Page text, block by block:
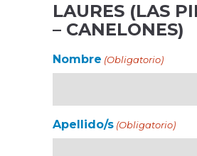
LAURES (LAS
– CANELONES)
Nombre (Obligatorio)
Apellido/s (Obligatorio)